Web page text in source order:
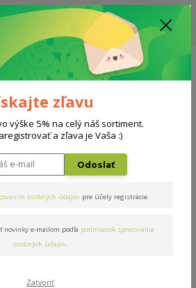
POSTELE ZA 400€ - CENA MATRACU A ROŠTU
LEHOTA JE AKTUÁLNE 10-15 PRACOVNÝCH
Menu
18 hod.
0
Honey
zľavu
výške 5% na celý náš sortiment.
a zľava je Vaša :)
Odoslať
osobných údajov pre účely registrácie.
novinky e-mailom podľa podmienok spracovania
osobných údajov.
Zatvoriť